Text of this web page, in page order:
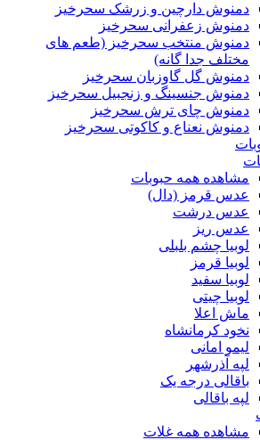
دمنوش دارچین و زرشک سحرخیز
دمنوش زعفرانی سحرخیز
دمنوش منتخب سحرخیز (طعم های
مختلف جدا گانه)
دمنوش گل گاوزبان سحرخیز
دمنوش جنسینگ و زنجبیل سحرخیز
دمنوش چای ترش سحرخیز
دمنوش نعناع و کاکوتی سحرخیز
مشاهده همه حبوبات
عدس قرمز (دال)
عدس درشت
عدس ریز
لوبیا چشم بلبلی
لوبیا قرمز
لوبیا سفید
لوبیا چیتی
ماش اعلا
نخود کرمانشاه
لیمو امانی
لپه آذرشهر
باقالی درجه یک
لپه باقالی
مشاهده همه غلات